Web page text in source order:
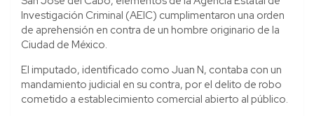
Investigación Criminal (AEIC) cumplimentaron una orden
de aprehensión en contra de un hombre originario de la
Ciudad de México.
El imputado, identificado como Juan N, contaba con un
mandamiento judicial en su contra, por el delito de robo
cometido a establecimiento comercial abierto al público.